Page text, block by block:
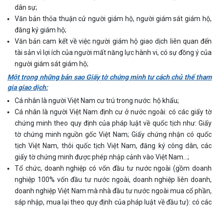
dân sự;
Văn bản thỏa thuận cử người giám hộ, người giám sát giám hộ,
đăng ký giám hộ;
Văn bản cam kết về việc người giám hộ giao dịch liên quan đến
tài sản vì lợi ích của người mất năng lực hành vi, có sự đồng ý của
người giám sát giám hộ;
Một trong những bản sao Giấy tờ chứng minh tư cách chủ thể tham
gia giao dịch:
Cá nhân là người Việt Nam cư trú trong nước: hộ khẩu;
Cá nhân là người Việt Nam định cư ở nước ngoài: có các giấy tờ
chứng minh theo quy định của pháp luật về quốc tịch như: Giấy
tờ chứng minh nguồn gốc Việt Nam; Giấy chứng nhận có quốc
tịch Việt Nam, thôi quốc tịch Việt Nam, đăng ký công dân, các
giấy tờ chứng minh được phép nhập cảnh vào Việt Nam…;
Tổ chức, doanh nghiệp có vốn đầu tư nước ngoài (gồm doanh
nghiệp 100% vốn đầu tư nước ngoài, doanh nghiệp liên doanh,
doanh nghiệp Việt Nam mà nhà đầu tư nước ngoài mua cổ phần,
sáp nhập, mua lại theo quy định của pháp luật về đầu tư): có các